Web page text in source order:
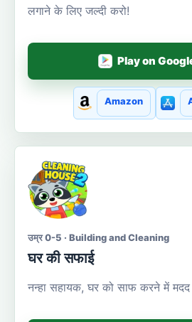
लगाने के लिए जल्दी करो!
Play on
Amazon
उम्र 0-5 · Building and Cleaning
घर की सफाई
नन्हा सहायक, घर को साफ करने में